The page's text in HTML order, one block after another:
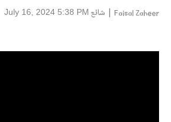
Faisal Zaheer
| شائع July 16, 2024 5:38 PM